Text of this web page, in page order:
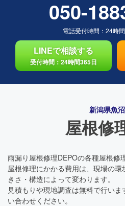
050-
電話受付時間： 24時
LINEで相談する
受付時間：24時間365日
新潟県魚
屋根修
雨漏り屋根修理DEPOの各種屋根修
屋根修理にかかる費用は、現場の
きさ・構造によって変わります。
見積もりや現地調査は無料で行い
い合わせください。